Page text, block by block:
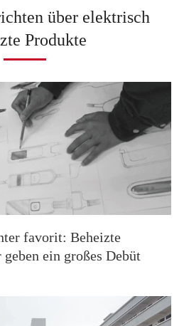
über elektrisch
Produkte
favorit: Beheizte
ein großes Debüt